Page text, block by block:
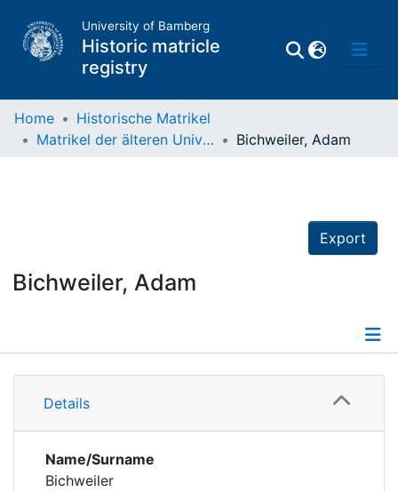
University of Bamberg
Historic matricle
registry
Home
Historische Matrikel
Matrikel der älteren Universität
Bichweiler, Adam
Export
Bichweiler, Adam
Details
Details
Name/Surname
Bichweiler